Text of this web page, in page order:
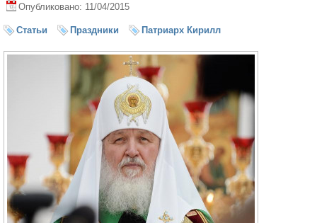
Опубликовано: 11/04/2015
Статьи Праздники Патриарх Кирилл